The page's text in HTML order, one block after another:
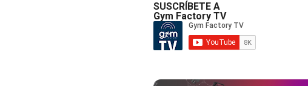
SUSCRÍBETE A
Gym Factory TV